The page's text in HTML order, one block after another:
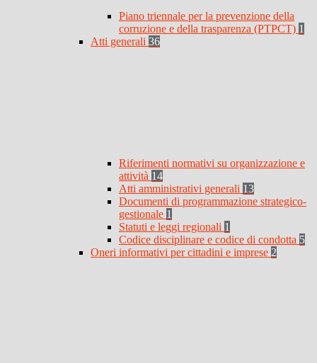
Piano triennale per la prevenzione della
corruzione e della trasparenza (PTPCT) 1
Atti generali 36
Riferimenti normativi su organizzazione e
attività 14
Atti amministrativi generali 13
Documenti di programmazione strategico-
gestionale 1
Statuti e leggi regionali 1
Codice disciplinare e codice di condotta 5
Oneri informativi per cittadini e imprese 2